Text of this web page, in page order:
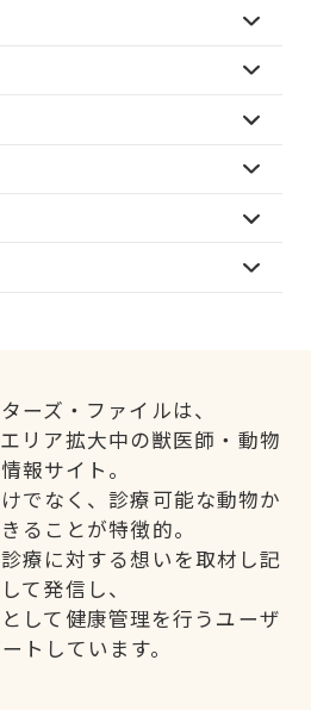
ーズ・ファイルは、
リア拡大中の獣医師・動物
報サイト。
でなく、診療可能な動物か
ることが特徴的。
療に対する想いを取材し記
て発信し、
して健康管理を行うユーザ
トしています。